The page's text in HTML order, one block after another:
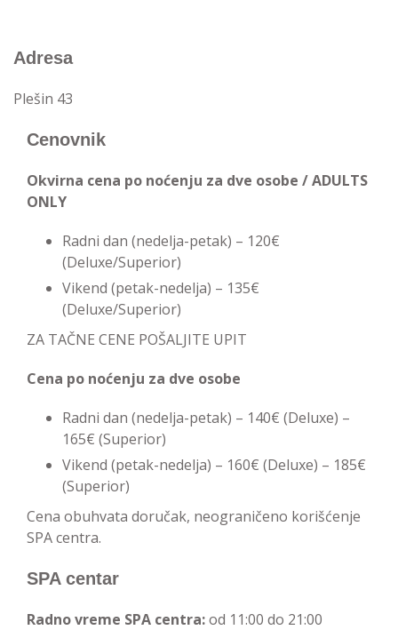
Adresa
Plešin 43
Cenovnik
Okvirna cena po noćenju za dve osobe / ADULTS
ONLY
Radni dan (nedelja-petak) – 120€
(Deluxe/Superior)
Vikend (petak-nedelja) – 135€
(Deluxe/Superior)
ZA TAČNE CENE POŠALJITE UPIT
Cena po noćenju za dve osobe
Radni dan (nedelja-petak) – 140€ (Deluxe) –
165€ (Superior)
Vikend (petak-nedelja) – 160€ (Deluxe) – 185€
(Superior)
Cena obuhvata doručak, neograničeno korišćenje
SPA centra.
SPA centar
Radno vreme SPA centra:od 11:00 do 21:00